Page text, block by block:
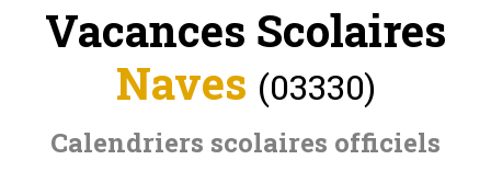
Vacances Scolaires
Naves (03330)
Calendriers scolaires officiels